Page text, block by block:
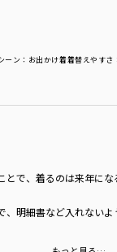
ーン ：お出かけ着着替えやすさ
で、着るのは来年に
、明細書など入れない